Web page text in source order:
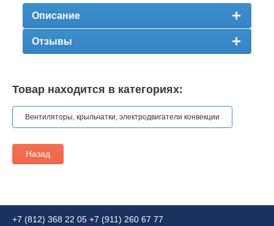
Описание
Отзывы
Товар находится в категориях:
Вентиляторы, крыльчатки, электродвигатели конвекции
Назад
+7 (812) 368 22 05 +7 (911) 260 67 77